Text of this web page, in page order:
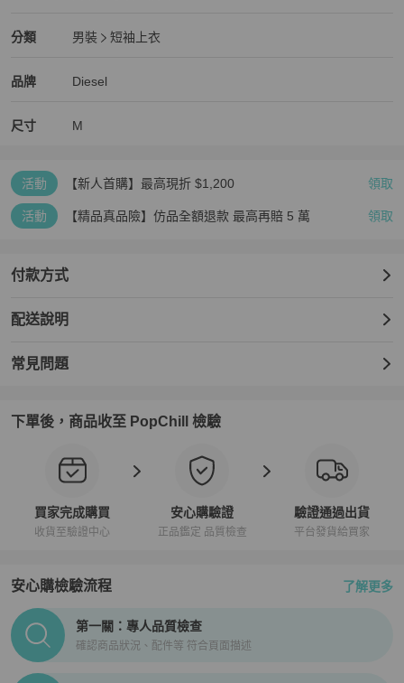
誤差值者請繞道，謝謝。
分類
Diesel 分類資訊
男裝
短袖上衣
品牌
Diesel 男裝品牌介紹
Diesel
Diesel 推薦清單
尺寸 M
活動 【新人首購】最高現折 $1,200 領取
活動 【精品真品險】仿品全額退款 最高再賠 5 萬 領取
付款方式
配送說明
常見問題
下單後，商品收至 PopChill 檢驗
買家完成購買
收貨至驗證中心
安心購驗證
正品鑑定 品質檢查
驗證通過出貨
平台發貨給買家
安心購檢驗流程 了解更多
PopChill拍拍圈正品驗證、安心購檢驗流程介紹
第一關：專人品質檢查
確認商品狀況、配件等 符合頁面描述